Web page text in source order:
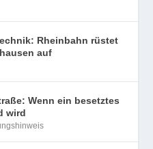
Rheinbahn rüstet
auf
Wenn ein besetztes
wird